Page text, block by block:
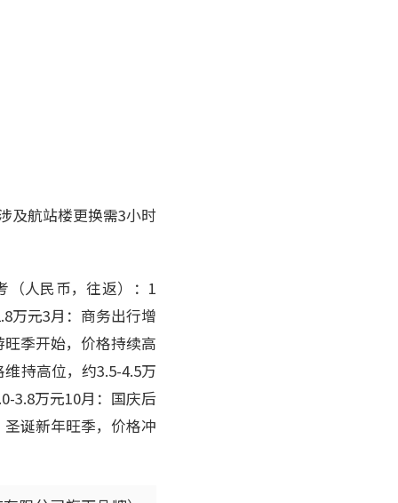
及航站楼更换需3小时
（人民币，往返）：1
万元3月：商务出行增
季开始，价格持续高
持高位，约3.5-4.5万
3.8万元10月：国庆后
诞新年旺季，价格冲